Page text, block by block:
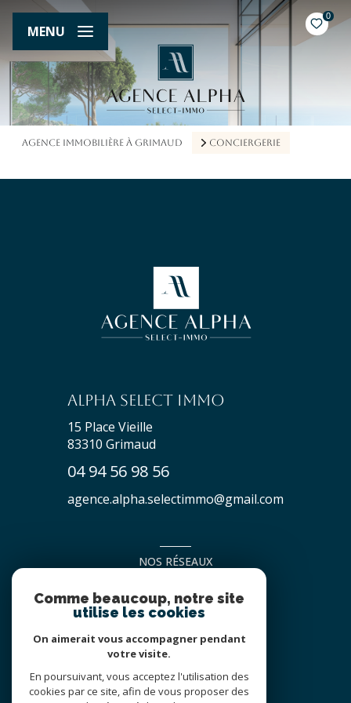
0
MENU
AGENCE IMMOBILIÈRE À GRIMAUD CONCIERGERIE
Alpha Select Immo
15 Place Vieille
83310 Grimaud
04 94 56 98 56
agence.alpha.selectimmo@gmail.com
NOS RÉSEAUX
NOUS SUIVRE
Comme beaucoup, notre site
utilise les cookies
On aimerait vous accompagner pendant
votre visite.
En poursuivant, vous acceptez l'utilisation des
cookies par ce site, afin de vous proposer des